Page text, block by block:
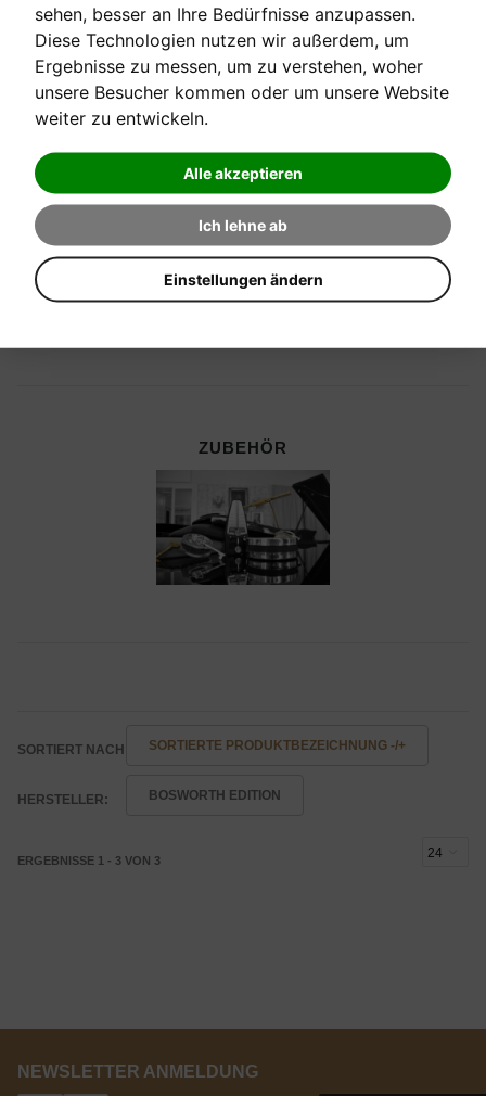
sehen, besser an Ihre Bedürfnisse anzupassen.
Diese Technologien nutzen wir außerdem, um
Ergebnisse zu messen, um zu verstehen, woher
unsere Besucher kommen oder um unsere Website
weiter zu entwickeln.
Alle akzeptieren
Ich lehne ab
Einstellungen ändern
CEMBALI, CELESTEN & HARMONIEN
ZUBEHÖR
SORTIERT NACH SORTIERTE PRODUKTBEZEICHNUNG -/+
HERSTELLER: BOSWORTH EDITION
ERGEBNISSE 1 - 3 VON 3
NEWSLETTER ANMELDUNG